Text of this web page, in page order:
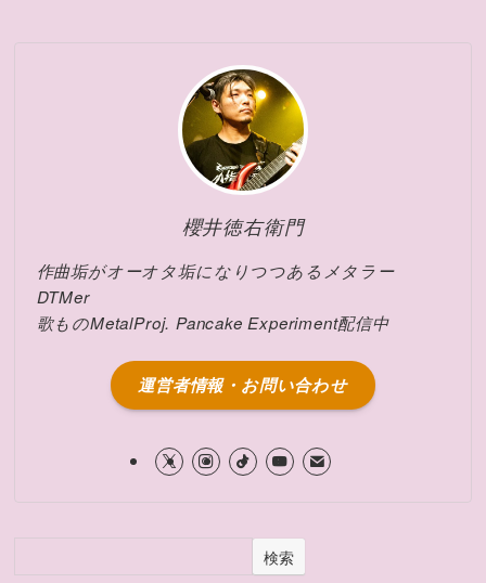
櫻井徳右衛門
作曲垢がオーオタ垢になりつつあるメタラー
DTMer
歌ものMetalProj. Pancake Experiment配信中
運営者情報・お問い合わせ
検索